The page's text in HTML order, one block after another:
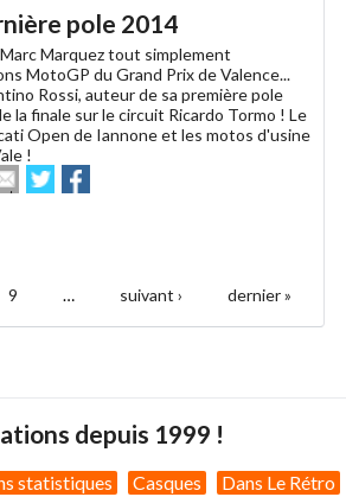
pole 2014
Marquez tout simplement
MotoGP du Grand Prix de Valence...
Rossi, auteur de sa première pole
la finale sur le circuit Ricardo Tormo ! Le
Open de Iannone et les motos d'usine
!
EnvoyerPartager
sur sur
9 … suivant › dernier »
depuis 1999 !
statistiques Casques Dans Le Rétro